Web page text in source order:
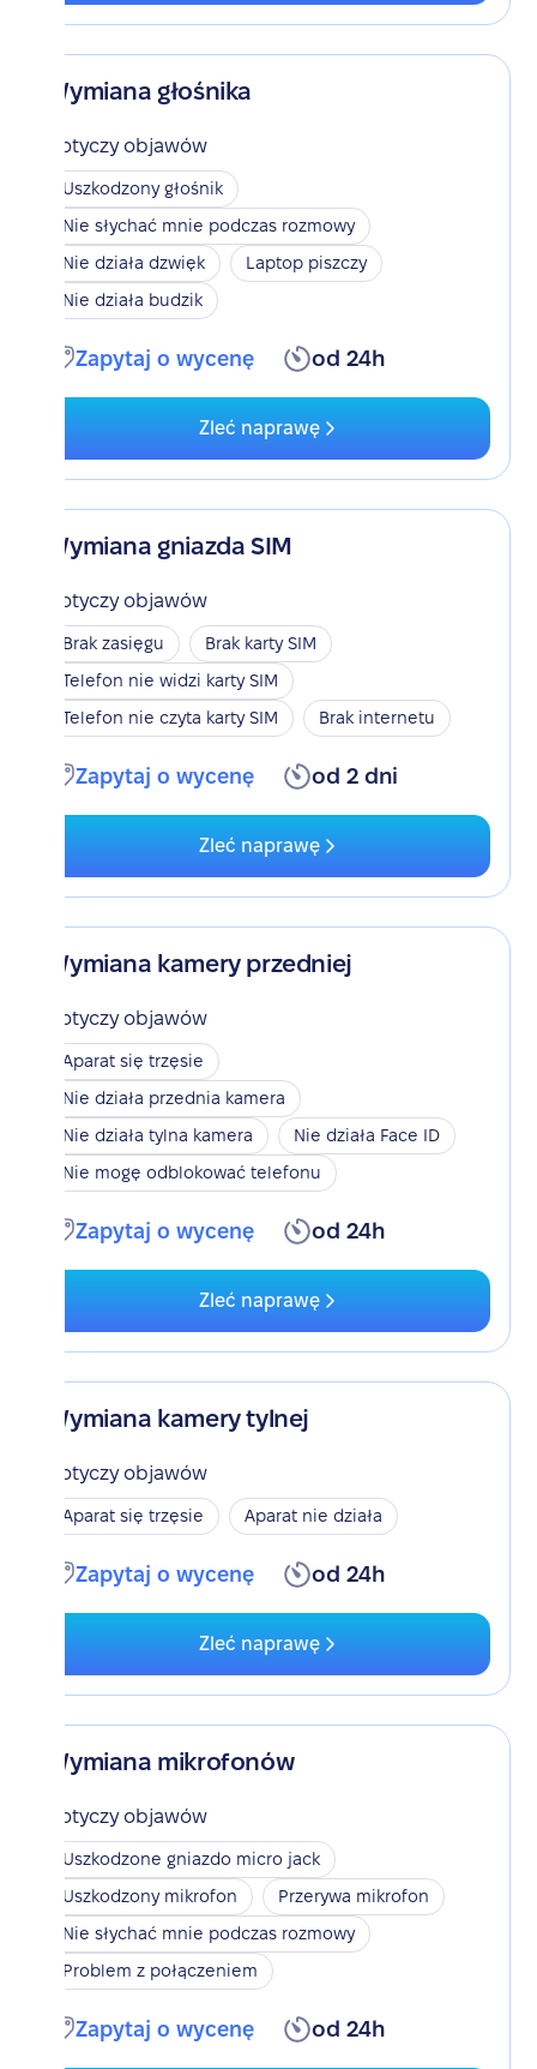
Wymiana głośnika
Dotyczy objawów
Uszkodzony głośnik
Nie słychać mnie podczas rozmowy
Nie działa dzwięk
Laptop piszczy
Nie działa budzik
Zapytaj o wycenę od 24h
Zleć naprawę
Wymiana gniazda SIM
Dotyczy objawów
Brak zasięgu
Brak karty SIM
Telefon nie widzi karty SIM
Telefon nie czyta karty SIM
Brak internetu
Zapytaj o wycenę od 2 dni
Zleć naprawę
Wymiana kamery przedniej
Dotyczy objawów
Aparat się trzęsie
Nie działa przednia kamera
Nie działa tylna kamera
Nie działa Face ID
Nie mogę odblokować telefonu
Zapytaj o wycenę od 24h
Zleć naprawę
Wymiana kamery tylnej
Dotyczy objawów
Aparat się trzęsie Aparat nie działa
Zapytaj o wycenę od 24h
Zleć naprawę
Wymiana mikrofonów
Dotyczy objawów
Uszkodzone gniazdo micro jack
Uszkodzony mikrofon
Przerywa mikrofon
Nie słychać mnie podczas rozmowy
Problem z połączeniem
Zapytaj o wycenę od 24h